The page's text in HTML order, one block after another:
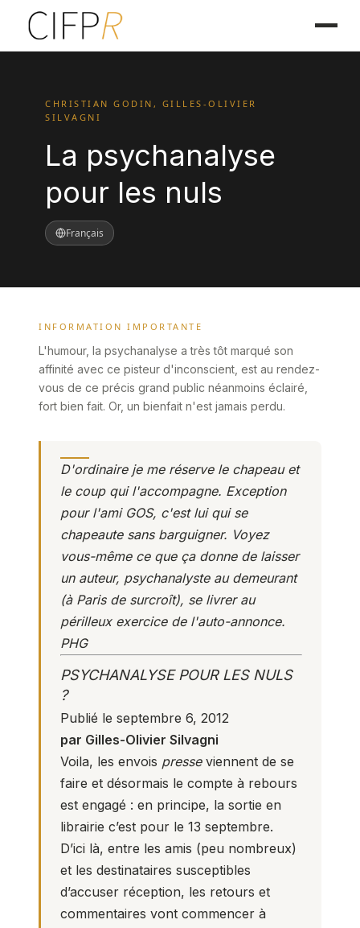
CHRISTIAN GODIN, GILLES-OLIVIER
SILVAGNI
La psychanalyse
pour les nuls
Français
INFORMATION IMPORTANTE
L'humour, la psychanalyse a très tôt marqué son
affinité avec ce pisteur d'inconscient, est au rendez-
vous de ce précis grand public néanmoins éclairé,
fort bien fait. Or, un bienfait n'est jamais perdu.
D'ordinaire je me réserve le chapeau et
le coup qui l'accompagne. Exception
pour l'ami GOS, c'est lui qui se
chapeaute sans barguigner. Voyez
vous-même ce que ça donne de laisser
un auteur, psychanalyste au demeurant
(à Paris de surcroît), se livrer au
périlleux exercice de l'auto-annonce.
PHG
PSYCHANALYSE POUR LES NULS
?
Publié le septembre 6, 2012
par Gilles-Olivier Silvagni
Voila, les envois presseviennent de se
faire et désormais le compte à rebours
est engagé : en principe, la sortie en
librairie c’est pour le 13 septembre.
D’ici là, entre les amis (peu nombreux)
et les destinataires susceptibles
d’accuser réception, les retours et
commentaires vont commencer à